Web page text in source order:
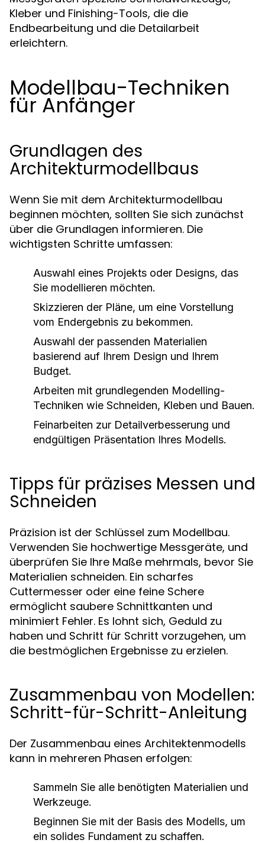
Kleber und Finishing-Tools, die die
Endbearbeitung und die Detailarbeit
erleichtern.
Modellbau-Techniken
für Anfänger
Grundlagen des
Architekturmodellbaus
Wenn Sie mit dem Architekturmodellbau
beginnen möchten, sollten Sie sich zunächst
über die Grundlagen informieren. Die
wichtigsten Schritte umfassen:
Auswahl eines Projekts oder Designs, das
Sie modellieren möchten.
Skizzieren der Pläne, um eine Vorstellung
vom Endergebnis zu bekommen.
Auswahl der passenden Materialien
basierend auf Ihrem Design und Ihrem
Budget.
Arbeiten mit grundlegenden Modelling-
Techniken wie Schneiden, Kleben und Bauen.
Feinarbeiten zur Detailverbesserung und
endgültigen Präsentation Ihres Modells.
Tipps für präzises Messen und
Schneiden
Präzision ist der Schlüssel zum Modellbau.
Verwenden Sie hochwertige Messgeräte, und
überprüfen Sie Ihre Maße mehrmals, bevor Sie
Materialien schneiden. Ein scharfes
Cuttermesser oder eine feine Schere
ermöglicht saubere Schnittkanten und
minimiert Fehler. Es lohnt sich, Geduld zu
haben und Schritt für Schritt vorzugehen, um
die bestmöglichen Ergebnisse zu erzielen.
Zusammenbau von Modellen:
Schritt-für-Schritt-Anleitung
Der Zusammenbau eines Architektenmodells
kann in mehreren Phasen erfolgen:
Sammeln Sie alle benötigten Materialien und
Werkzeuge.
Beginnen Sie mit der Basis des Modells, um
ein solides Fundament zu schaffen.